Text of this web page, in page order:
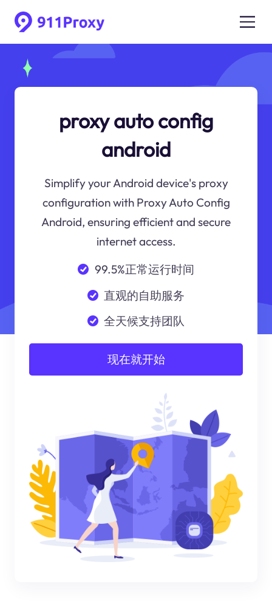
proxy auto config
android
Simplify your Android device's proxy
configuration with Proxy Auto Config
Android, ensuring efficient and secure
internet access.
99.5%正常运行时间
直观的自助服务
全天候支持团队
现在就开始